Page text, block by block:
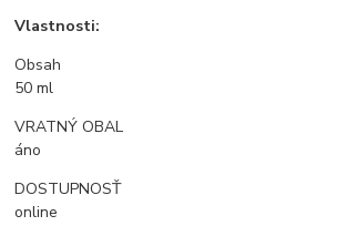
Vlastnosti:
Obsah
50 ml
VRATNÝ OBAL
áno
DOSTUPNOSŤ
online